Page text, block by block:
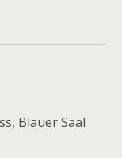
Blauer Saal